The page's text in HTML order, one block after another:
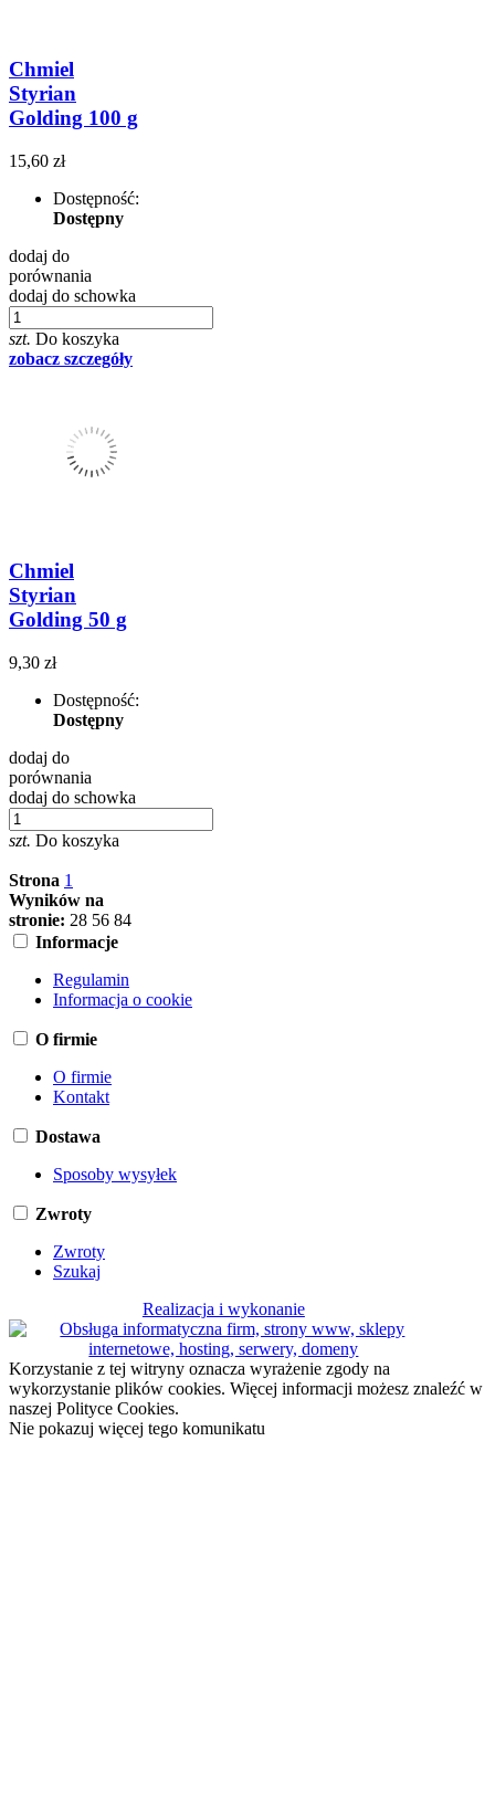
Chmiel
Styrian
Golding 100 g
15,60 zł
Dostępność:
Dostępny
dodaj do
porównania
dodaj do schowka
szt. Do koszyka
zobacz szczegóły
Chmiel
Styrian
Golding 50 g
9,30 zł
Dostępność:
Dostępny
dodaj do
porównania
dodaj do schowka
szt. Do koszyka
Strona 1
Wyników na
stronie: 28 56 84
Informacje
Regulamin
Informacja o cookie
O firmie
O firmie
Kontakt
Dostawa
Sposoby wysyłek
Zwroty
Zwroty
Szukaj
Realizacja i wykonanie
Korzystanie z tej witryny oznacza wyrażenie zgody na
wykorzystanie plików cookies. Więcej informacji możesz znaleźć w
naszej Polityce Cookies.
Nie pokazuj więcej tego komunikatu